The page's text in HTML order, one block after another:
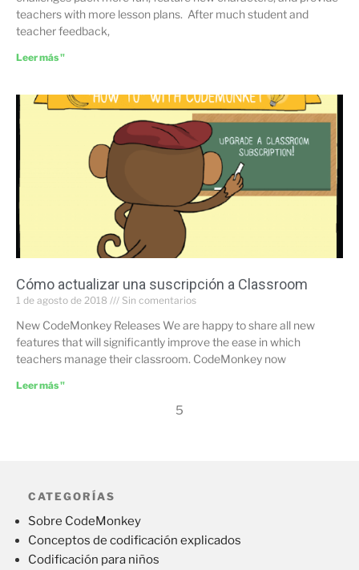
teachers with more lesson plans. After much student and
teacher feedback,
Leer más "
Cómo actualizar una suscripción a Classroom
1 de agosto de 2018 Sin comentarios
New CodeMonkey Releases We are happy to share all new
features that will significantly improve the ease in which
teachers manage their classroom. CodeMonkey now
Leer más "
5
CATEGORÍAS
Sobre CodeMonkey
Conceptos de codificación explicados
Codificación para niños